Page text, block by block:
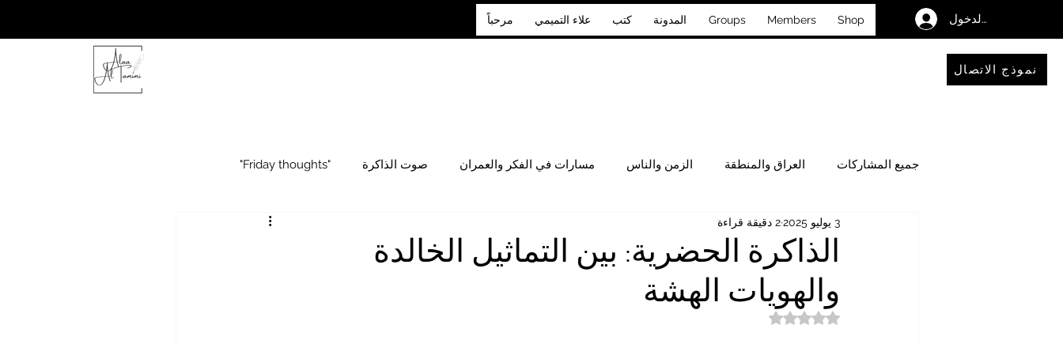
مرحباً علاء التميمي كتب المدونة Groups Members Shop تسجيل الدخول
نموذج الاتصال
جميع المشاركات العراق والمنطقة الزمن والناس مسارات في الفكر والعمران صوت الذاكرة "Friday thoughts"
فضاءٌ للحوار والتأمل الأحداث
الذاكرة الحضرية: بين التماثيل الخالدة
والهويات الهشة
3 يوليو 2025 2 دقيقة قراءة
تم التقييم بـ ليس رقمًا من أصل 5 نجوم.